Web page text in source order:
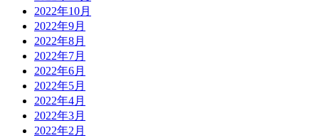
2022年10月
2022年9月
2022年8月
2022年7月
2022年6月
2022年5月
2022年4月
2022年3月
2022年2月